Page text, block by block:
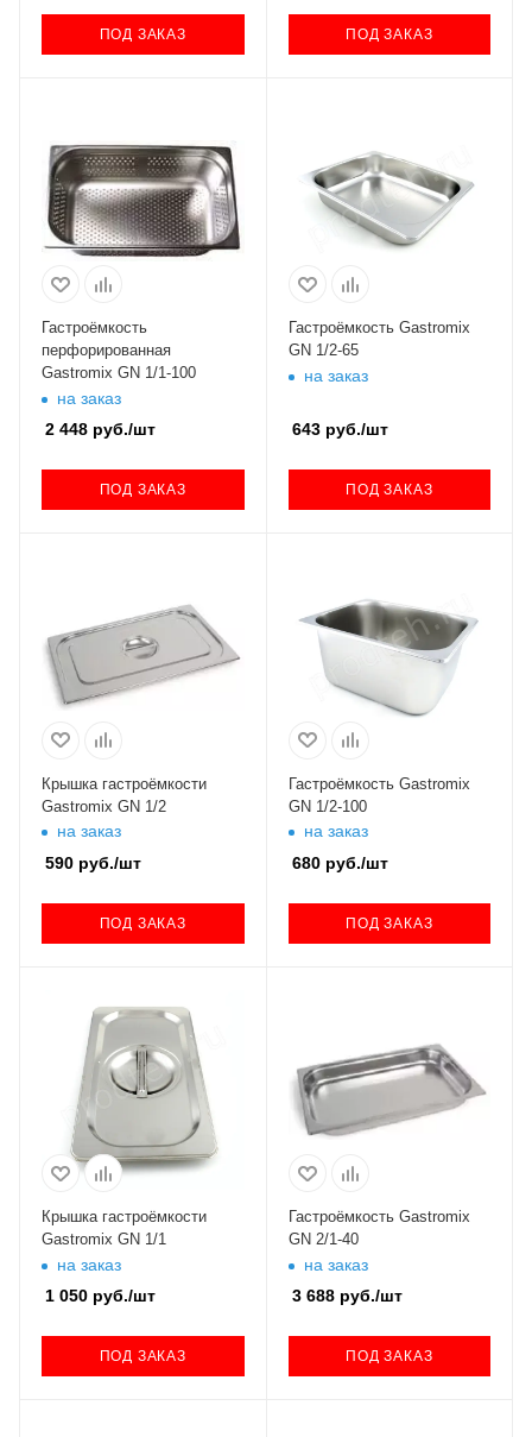
ПОД ЗАКАЗ ПОД ЗАКАЗ
Гастроёмкость
перфорированная
Gastromix GN 1/1-100
на заказ
2 448 руб./шт
ПОД ЗАКАЗ
Гастроёмкость Gastromix
GN 1/2-65
на заказ
643руб./шт
ПОД ЗАКАЗ
Крышка гастроёмкости
Gastromix GN 1/2
на заказ
590 руб./шт
ПОД ЗАКАЗ
Гастроёмкость Gastromix
GN 1/2-100
на заказ
680руб./шт
ПОД ЗАКАЗ
Крышка гастроёмкости
Gastromix GN 1/1
на заказ
1 050 руб./шт
ПОД ЗАКАЗ
Гастроёмкость Gastromix
GN 2/1-40
на заказ
3 688руб./шт
ПОД ЗАКАЗ